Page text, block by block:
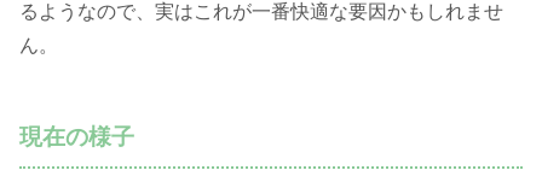
るようなので、実はこれが一番快適な要因かもしれませ
ん。
現在の様子